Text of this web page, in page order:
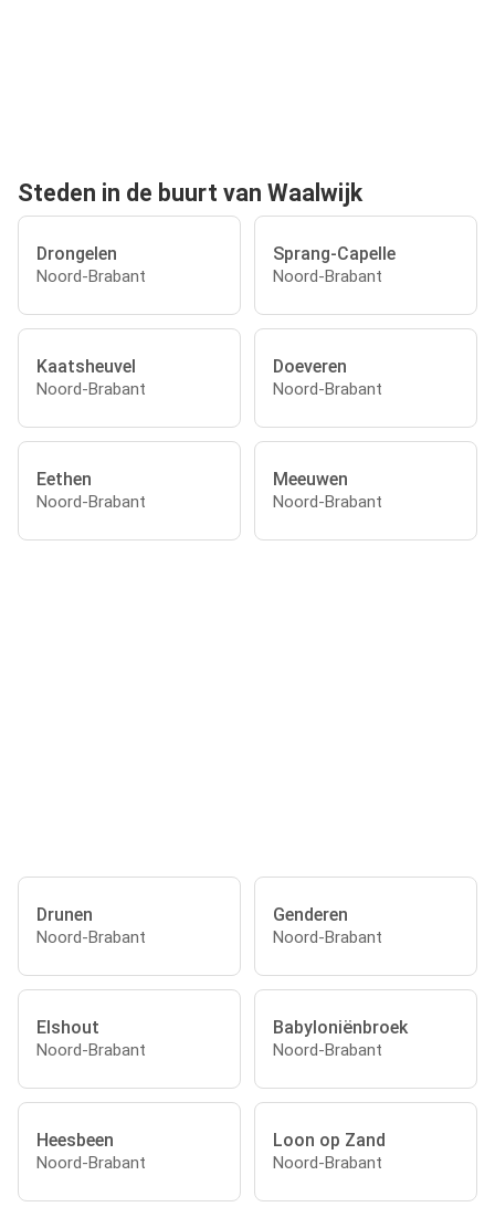
Steden in de buurt van Waalwijk
Drongelen
Noord-Brabant
Sprang-Capelle
Noord-Brabant
Kaatsheuvel
Noord-Brabant
Doeveren
Noord-Brabant
Eethen
Noord-Brabant
Meeuwen
Noord-Brabant
Drunen
Noord-Brabant
Genderen
Noord-Brabant
Elshout
Noord-Brabant
Babyloniënbroek
Noord-Brabant
Heesbeen
Noord-Brabant
Loon op Zand
Noord-Brabant